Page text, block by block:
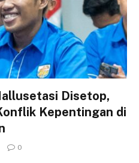
Disetop,
Kepentingan di
0